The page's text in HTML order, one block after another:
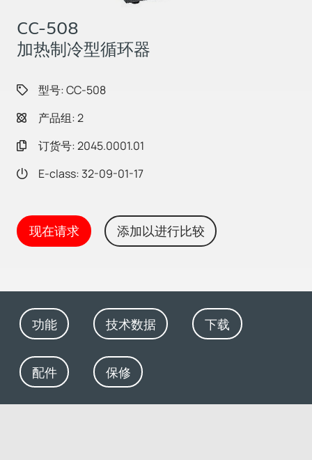
CC-508
加热制冷型循环器
型号: CC-508
产品组: 2
订货号: 2045.0001.01
E-class: 32-09-01-17
现在请求 添加以进行比较
功能 技术数据 下载
配件 保修